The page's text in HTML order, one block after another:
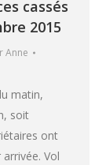
cassés
2015
Anne
matin,
soit
ont
Vol